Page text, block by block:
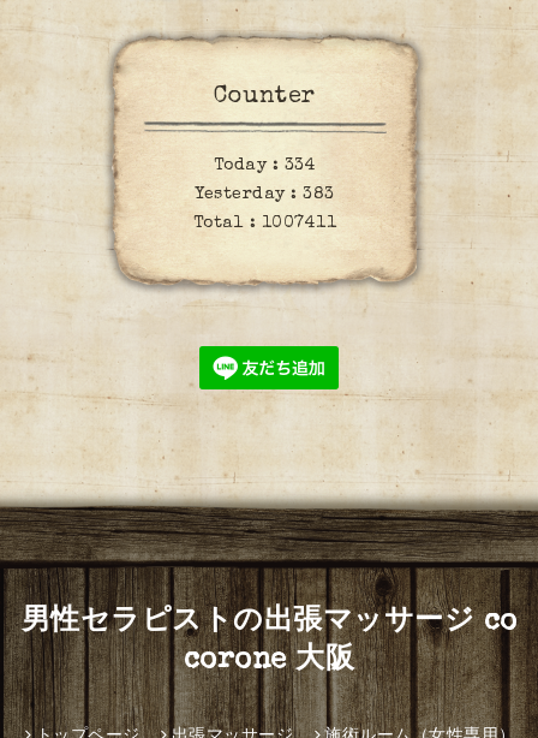
Counter
Today : 334
Yesterday :383
Total : 1007411
男性セラピストの出張マッサージ co
corone 大阪